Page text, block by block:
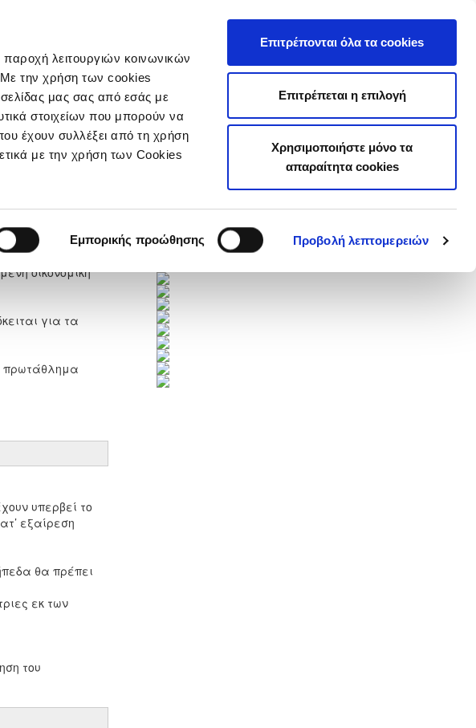
λειτουργιών κοινωνικών
Με την χρήση των cookies
μας σας από εσάς με
στοιχείων που μπορούν να
έχουν συλλέξει από τη χρήση
με την χρήση των Cookies
Εμπορικής προώθησης Προβολή λεπτομερειών
Επιτρέπονται όλα τα cookies
Επιτρέπεται η επιλογή
Χρησιμοποιήστε μόνο τα
απαραίτητα cookies
οικονομική
για τα
πρωτάθλημα
υπερβεί το
εξαίρεση
θα πρέπει
εκ των
του
Επόμενοι Αγώνες
Χορηγοί